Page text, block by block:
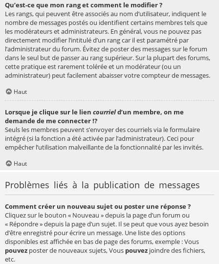
Qu’est-ce que mon rang et comment le modifier ?
Les rangs, qui peuvent être associés au nom d’utilisateur, indiquent le
nombre de messages postés ou identifient certains membres tels que
les modérateurs et administrateurs. En général, vous ne pouvez pas
directement modifier l’intitulé d’un rang car il est paramétré par
l’administrateur du forum. Évitez de poster des messages sur le forum
dans le seul but de passer au rang supérieur. Sur la plupart des forums,
cette pratique est rarement tolérée et un modérateur (ou un
administrateur) peut facilement abaisser votre compteur de messages.
Haut
Lorsque je clique sur le lien courrield’un membre, on me
demande de me connecter !?
Seuls les membres peuvent s’envoyer des courriels via le formulaire
intégré (si la fonction a été activée par l’administrateur). Ceci pour
empêcher l’utilisation malveillante de la fonctionnalité par les invités.
Haut
Problèmes liés à la publication de messages
Comment créer un nouveau sujet ou poster une réponse ?
Cliquez sur le bouton « Nouveau » depuis la page d’un forum ou
« Répondre » depuis la page d’un sujet. Il se peut que vous ayez besoin
d’être enregistré pour écrire un message. Une liste des options
disponibles est affichée en bas de page des forums, exemple : Vous
pouvez poster de nouveaux sujets, Vous pouvez joindre des fichiers,
etc.